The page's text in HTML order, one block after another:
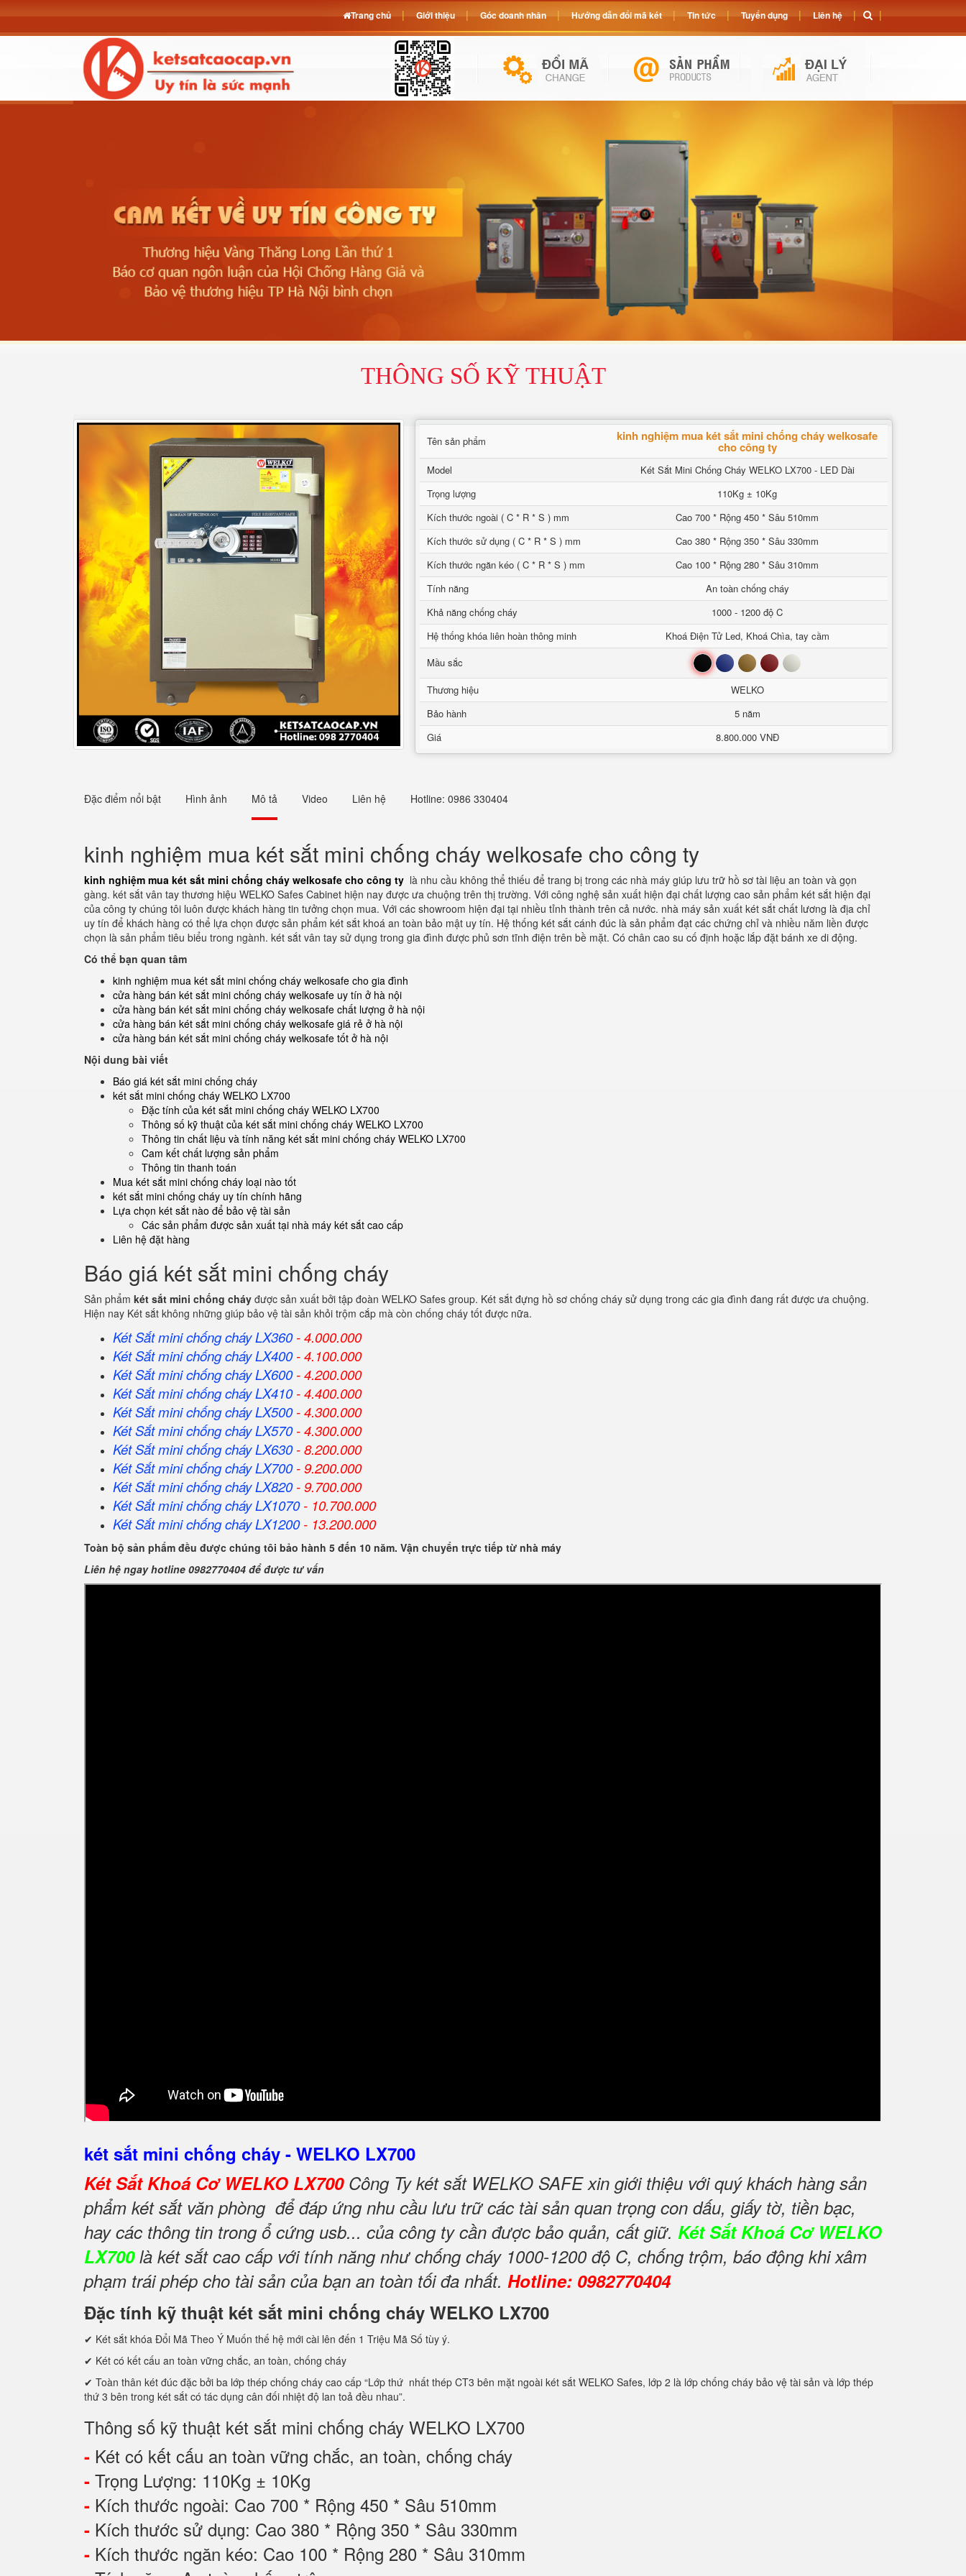
THÔNG SỐ KỸ THUẬT
Tên sản phẩm kinh nghiệm mua két sắt mini chống cháy welkosafe
cho công ty
Model
Két Sắt Mini Chống Cháy WELKO LX700 - LED Dài
Trọng lượng
110Kg ± 10Kg
Kích thước ngoài ( C * R * S ) mm
Cao 700 * Rộng 450 * Sâu 510mm
Kích thước sử dụng ( C * R * S ) mm
Cao 380 * Rộng 350 * Sâu 330mm
Kích thước ngăn kéo ( C * R * S ) mm
Cao 100 * Rộng 280 * Sâu 310mm
Tính năng
An toàn chống cháy
Khả năng chống cháy
1000 - 1200 độ C
Hệ thống khóa liên hoàn thông minh
Khoá Điện Tử Led, Khoá Chìa, tay cầm
Mầu sắc
Đen Xanh Nâu Đỏ Trắng
Thương hiệu
WELKO
Bảo hành
5 năm
Giá
8.800.000 VNĐ
Đặc điểm nổi bật Hình ảnh Mô tả Video Liên hệ Hotline: 0986 330404
kinh nghiệm mua két sắt mini chống cháy welkosafe cho công ty
kinh nghiệm mua két sắt mini chống cháy welkosafe cho công ty là nhu cầu không thể thiếu để trang bị trong các nhà máy giúp lưu trữ hồ sơ tài liệu an toàn và gọn
gàng. két sắt vân tay thương hiệu WELKO Safes Cabinet hiện nay được ưa chuộng trên thị trường. Với công nghệ sản xuất hiện đại chất lượng cao sản phẩm két sắt hiện đại
của công ty chúng tôi luôn được khách hàng tin tưởng chọn mua. Với các showroom hiện đại tại nhiều tỉnh thành trên cả nước. nhà máy sản xuất két sắt chất lương là địa chỉ
uy tín để khách hàng có thể lựa chọn được sản phẩm két sắt khoá an toàn bảo mật uy tín. Hệ thống két sắt cánh đúc là sản phẩm đạt các chứng chỉ và nhiều năm liền được
chọn là sản phẩm tiêu biểu trong ngành. két sắt vân tay sử dụng trong gia đình được phủ sơn tĩnh điện trên bề mặt. Có chân cao su cố định hoặc lắp đặt bánh xe di động.
Có thể bạn quan tâm
kinh nghiệm mua két sắt mini chống cháy welkosafe cho gia đình
cửa hàng bán két sắt mini chống cháy welkosafe uy tín ở hà nội
cửa hàng bán két sắt mini chống cháy welkosafe chất lượng ở hà nội
cửa hàng bán két sắt mini chống cháy welkosafe giá rẻ ở hà nội
cửa hàng bán két sắt mini chống cháy welkosafe tốt ở hà nội
Nội dung bài viết
Báo giá két sắt mini chống cháy
két sắt mini chống cháy WELKO LX700
Đặc tính của két sắt mini chống cháy WELKO LX700
Thông số kỹ thuật của két sắt mini chống cháy WELKO LX700
Thông tin chất liệu và tính năng két sắt mini chống cháy WELKO LX700
Cam kết chất lượng sản phẩm
Thông tin thanh toán
Mua két sắt mini chống cháy loại nào tốt
két sắt mini chống cháy uy tín chính hãng
Lựa chọn két sắt nào để bảo vệ tài sản
Các sản phẩm được sản xuất tại nhà máy két sắt cao cấp
Liên hệ đặt hàng
Báo giá két sắt mini chống cháy
Sản phẩm két sắt mini chống cháy được sản xuất bởi tập đoàn WELKO Safes group. Két sắt đựng hồ sơ chống cháy sử dụng trong các gia đình đang rất được ưa chuộng.
Hiện nay Két sắt không những giúp bảo vệ tài sản khỏi trộm cắp mà còn chống cháy tốt được nữa.
Két Sắt mini chống cháy LX360- 4.000.000
Két Sắtmini chống cháyLX400- 4.100.000
Két Sắtmini chống cháyLX600- 4.200.000
Két Sắtmini chống cháyLX410- 4.400.000
Két Sắtmini chống cháyLX500- 4.300.000
Két Sắtmini chống cháyLX570- 4.300.000
Két Sắtmini chống cháyLX630- 8.200.000
Két Sắtmini chống cháyLX700- 9.200.000
Két Sắtmini chống cháyLX820- 9.700.000
Két Sắtmini chống cháyLX1070- 10.700.000
Két Sắtmini chống cháyLX1200- 13.200.000
Toàn bộ sản phẩm đều được chúng tôi bảo hành 5 đến 10 năm. Vận chuyển trực tiếp từ nhà máy
Liên hệ ngay hotline 0982770404 để được tư vấn
két sắt mini chống cháy - WELKO LX700
Két Sắt Khoá Cơ WELKO LX700 Công Ty két sắt WELKO SAFE xin giới thiệu với quý khách hàng sản
phẩm két sắt văn phòng để đáp ứng nhu cầu lưu trữ các tài sản quan trọng con dấu, giấy tờ, tiền bạc,
hay các thông tin trong ổ cứng usb... của công ty cần được bảo quản, cất giữ. Két Sắt Khoá Cơ WELKO
LX700là két sắt cao cấp với tính năng như chống cháy 1000-1200 độ C, chống trộm, báo động khi xâm
phạm trái phép cho tài sản của bạn an toàn tối đa nhất. Hotline: 0982770404
Đặc tính kỹ thuật két sắt mini chống cháy WELKO LX700
✔ Két sắt khóa Đổi Mã Theo Ý Muốn thế hệ mới cài lên đến 1 Triệu Mã Số tùy ý.
✔ Két có kết cấu an toàn vững chắc, an toàn, chống cháy
✔ Toàn thân két đúc đặc bởi ba lớp thép chống cháy cao cấp “Lớp thứ nhất thép CT3 bên mặt ngoài két sắt WELKO Safes, lớp 2 là lớp chống cháy bảo vệ tài sản và lớp thép
thứ 3 bên trong két sắt có tác dụng cân đối nhiệt độ lan toả đều nhau”.
Thông số kỹ thuật két sắt mini chống cháy WELKO LX700
- Két có kết cấu an toàn vững chắc, an toàn, chống cháy
- Trọng Lượng: 110Kg ± 10Kg
- Kích thước ngoài: Cao 700 * Rộng 450 * Sâu 510mm
- Kích thước sử dụng: Cao 380 * Rộng 350 * Sâu 330mm
- Kích thước ngăn kéo: Cao 100 * Rộng 280 * Sâu 310mm
Trang chủ Giới thiệu Góc doanh nhân Hướng dẫn đổi mã két Tin tức Tuyển dụng Liên hệ